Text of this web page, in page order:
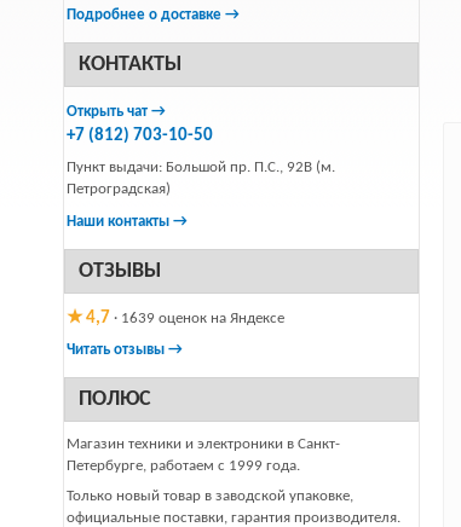
Подробнее о доставке →
КОНТАКТЫ
Открыть чат →
+7 (812) 703-10-50
Пункт выдачи: Большой пр. П.С., 92В (м.
Петроградская)
Наши контакты →
ОТЗЫВЫ
★ 4,7 · 1639 оценок на Яндексе
Читать отзывы →
ПОЛЮС
Магазин техники и электроники в Санкт-
Петербурге, работаем с 1999 года.
Только новый товар в заводской упаковке,
официальные поставки, гарантия производителя.